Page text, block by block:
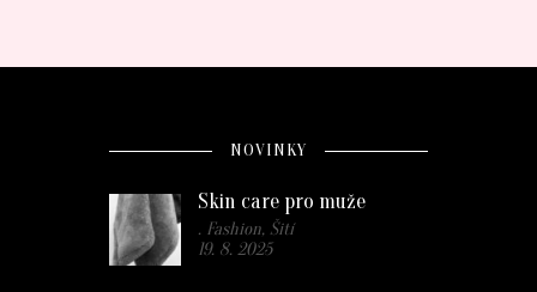
NOVINKY
Skin care pro muže
. Fashion, Šití
19. 8. 2025